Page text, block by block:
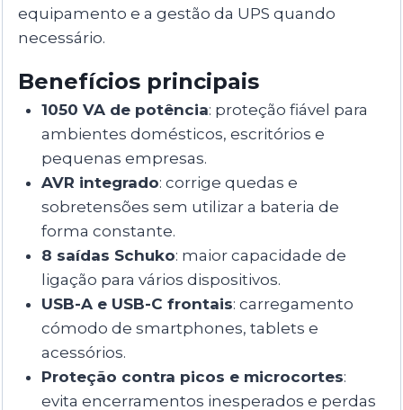
equipamento e a gestão da UPS quando
necessário.
Benefícios principais
1050 VA de potência: proteção fiável para
ambientes domésticos, escritórios e
pequenas empresas.
AVR integrado: corrige quedas e
sobretensões sem utilizar a bateria de
forma constante.
8 saídas Schuko: maior capacidade de
ligação para vários dispositivos.
USB-A e USB-C frontais: carregamento
cómodo de smartphones, tablets e
acessórios.
Proteção contra picos e microcortes:
evita encerramentos inesperados e perdas